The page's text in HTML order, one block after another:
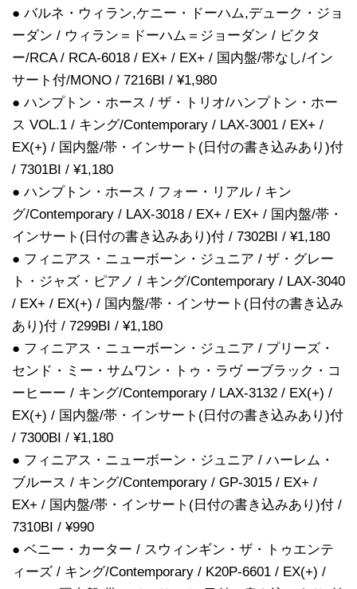
● バルネ・ウィラン,ケニー・ドーハム,デューク・ジョ
ーダン / ウィラン＝ドーハム＝ジョーダン / ビクタ
ー/RCA / RCA-6018 / EX+ / EX+ / 国内盤/帯なし/イン
サート付/MONO / 7216BI / ¥1,980
● ハンプトン・ホース / ザ・トリオ/ハンプトン・ホー
ス VOL.1 / キング/Contemporary / LAX-3001 / EX+ /
EX(+) / 国内盤/帯・インサート(日付の書き込みあり)付
/ 7301BI / ¥1,180
● ハンプトン・ホース / フォー・リアル / キン
グ/Contemporary / LAX-3018 / EX+ / EX+ / 国内盤/帯・
インサート(日付の書き込みあり)付 / 7302BI / ¥1,180
● フィニアス・ニューボーン・ジュニア / ザ・グレー
ト・ジャズ・ピアノ / キング/Contemporary / LAX-3040
/ EX+ / EX(+) / 国内盤/帯・インサート(日付の書き込み
あり)付 / 7299BI / ¥1,180
● フィニアス・ニューボーン・ジュニア / プリーズ・
センド・ミー・サムワン・トゥ・ラヴ ーブラック・コ
ーヒーー / キング/Contemporary / LAX-3132 / EX(+) /
EX(+) / 国内盤/帯・インサート(日付の書き込みあり)付
/ 7300BI / ¥1,180
● フィニアス・ニューボーン・ジュニア / ハーレム・
ブルース / キング/Contemporary / GP-3015 / EX+ /
EX+ / 国内盤/帯・インサート(日付の書き込みあり)付 /
7310BI / ¥990
● ベニー・カーター / スウィンギン・ザ・トゥエンテ
ィーズ / キング/Contemporary / K20P-6601 / EX(+) /